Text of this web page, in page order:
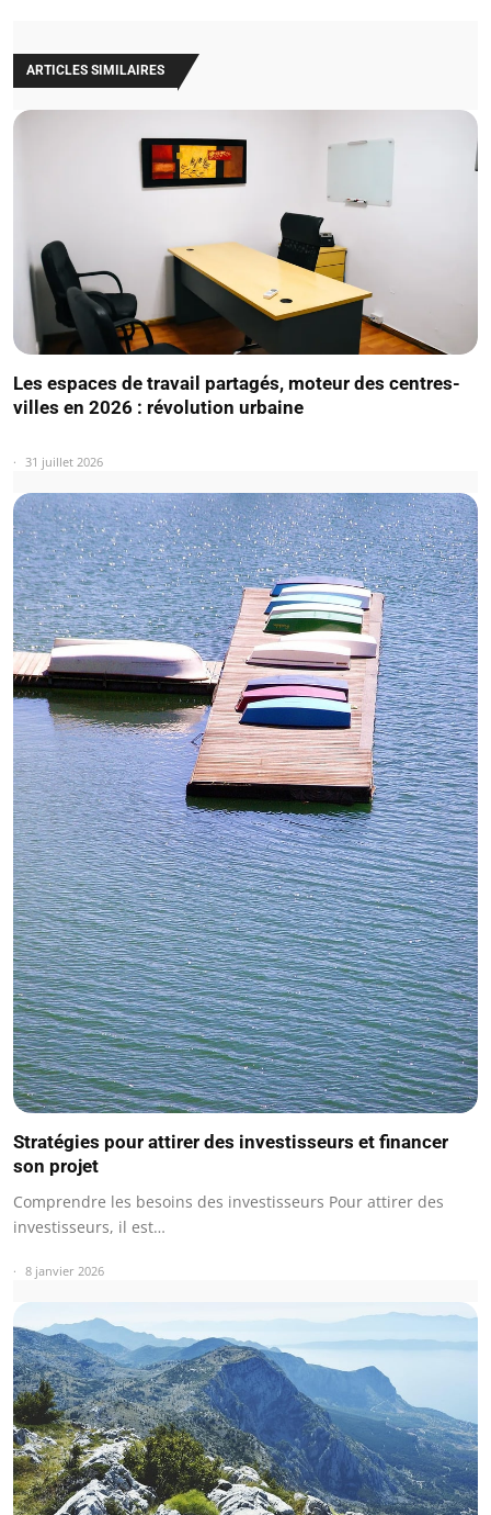
ARTICLES SIMILAIRES
Les espaces de travail partagés, moteur des centres-
villes en 2026 : révolution urbaine
31 juillet 2026
Stratégies pour attirer des investisseurs et financer
son projet
Comprendre les besoins des investisseurs Pour attirer des
investisseurs, il est…
8 janvier 2026